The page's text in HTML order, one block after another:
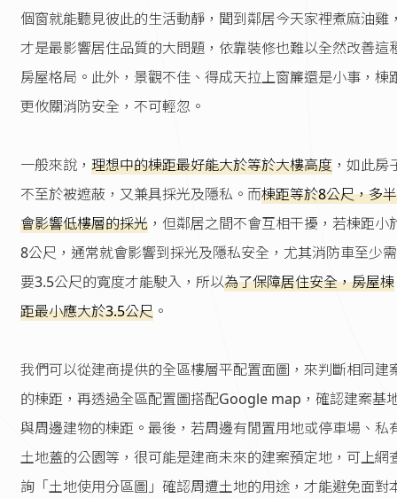
個窗就能聽見彼此的生活動靜，聞到鄰居今天家裡煮麻油雞
才是最影響居住品質的大問題，依靠裝修也難以全然改善這
房屋格局。此外，景觀不佳、得成天拉上窗簾還是小事，棟
更攸關消防安全，不可輕忽。
一般來說， 理想中的棟距最好能大於等於大樓高度 ，如此房
不至於被遮蔽，又兼具採光及隱私。而棟距等於8公尺，多半
會影響低樓層的採光 ，但鄰居之間不會互相干擾，若棟距小
8公尺，通常就會影響到採光及隱私安全，尤其消防車至少需
要3.5公尺的寬度才能駛入，所以為了保障居住安全，房屋棟
距最小應大於3.5公尺 。
我們可以從建商提供的全區樓層平配置面圖，來判斷相同建
的棟距，再透過全區配置圖搭配Google map，確認建案基
與周邊建物的棟距。最後，若周邊有閒置用地或停車場、私
土地蓋的公園等，很可能是建商未來的建案預定地，可上網
詢「土地使用分區圖」確認周遭土地的用途，才能避免面對